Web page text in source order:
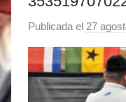
Publicada el 27